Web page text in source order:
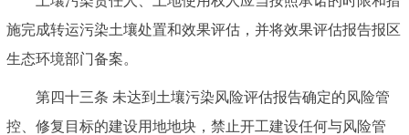
施完成转运污染土壤处置和效果评估，并将效果评估报告报区
生态环境部门备案。
第四十三条 未达到土壤污染风险评估报告确定的风险管
控、修复目标的建设用地地块，禁止开工建设任何与风险管